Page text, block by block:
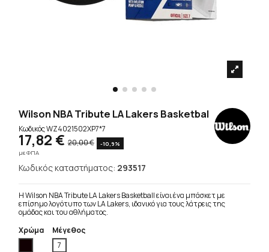
Wilson NBA Tribute LA Lakers Basketbal
ΚωδικόςWZ4021502XP7*7
17,82 € 20,00 €
-10,9%
με ΦΠΑ
Κωδικός καταστήματος: 293517
Η Wilson NBA Tribute LA Lakers Basketball είναι ένα μπάσκετ με
επίσημο λογότυπο των LA Lakers, ιδανικό για τους λάτρεις της
ομάδας και του αθλήματος.
Χρώμα
Μέγεθος
7